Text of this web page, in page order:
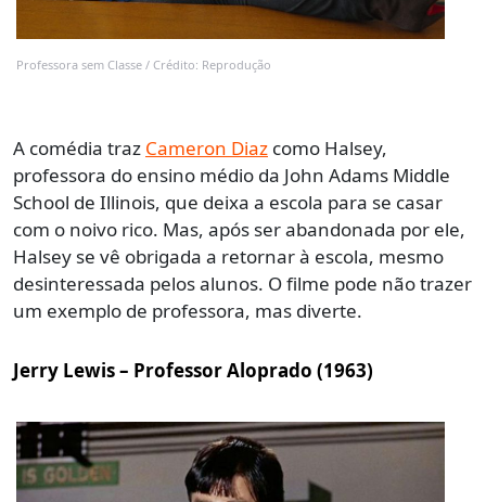
Professora sem Classe / Crédito: Reprodução
A comédia traz Cameron Diaz como Halsey,
professora do ensino médio da John Adams Middle
School de Illinois, que deixa a escola para se casar
com o noivo rico. Mas, após ser abandonada por ele,
Halsey se vê obrigada a retornar à escola, mesmo
desinteressada pelos alunos. O filme pode não trazer
um exemplo de professora, mas diverte.
Jerry Lewis – Professor Aloprado (1963)